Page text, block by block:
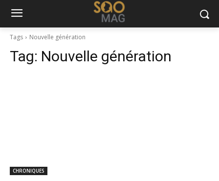
Tags Nouvelle génération
Tag: Nouvelle génération
CHRONIQUES